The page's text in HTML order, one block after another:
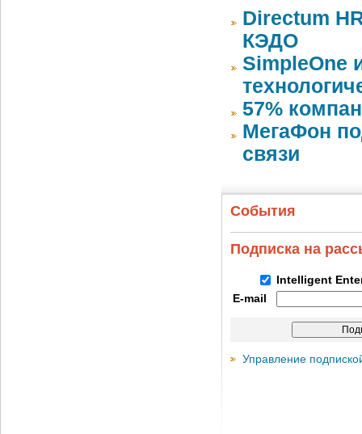
Directum
КЭДО
SimpleOne
57%
МегаФон
связи
События
Подписка на
Intelligent
E-mail
Управление